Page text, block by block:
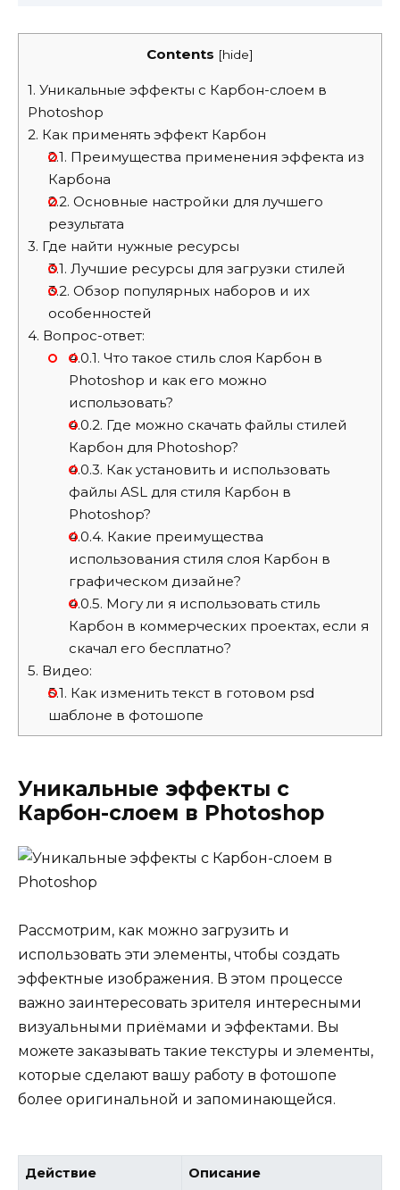
Contents [hide]
1. Уникальные эффекты с Карбон-слоем в
Photoshop
2. Как применять эффект Карбон
2.1. Преимущества применения эффекта из
Карбона
2.2. Основные настройки для лучшего
результата
3. Где найти нужные ресурсы
3.1. Лучшие ресурсы для загрузки стилей
3.2. Обзор популярных наборов и их
особенностей
4. Вопрос-ответ:
4.0.1. Что такое стиль слоя Карбон в
Photoshop и как его можно
использовать?
4.0.2. Где можно скачать файлы стилей
Карбон для Photoshop?
4.0.3. Как установить и использовать
файлы ASL для стиля Карбон в
Photoshop?
4.0.4. Какие преимущества
использования стиля слоя Карбон в
графическом дизайне?
4.0.5. Могу ли я использовать стиль
Карбон в коммерческих проектах, если я
скачал его бесплатно?
5. Видео:
5.1. Как изменить текст в готовом psd
шаблоне в фотошопе
Уникальные эффекты с
Карбон-слоем в Photoshop
Рассмотрим, как можно загрузить и
использовать эти элементы, чтобы создать
эффектные изображения. В этом процессе
важно заинтересовать зрителя интересными
визуальными приёмами и эффектами. Вы
можете заказывать такие текстуры и элементы,
которые сделают вашу работу в фотошопе
более оригинальной и запоминающейся.
Действие Описание